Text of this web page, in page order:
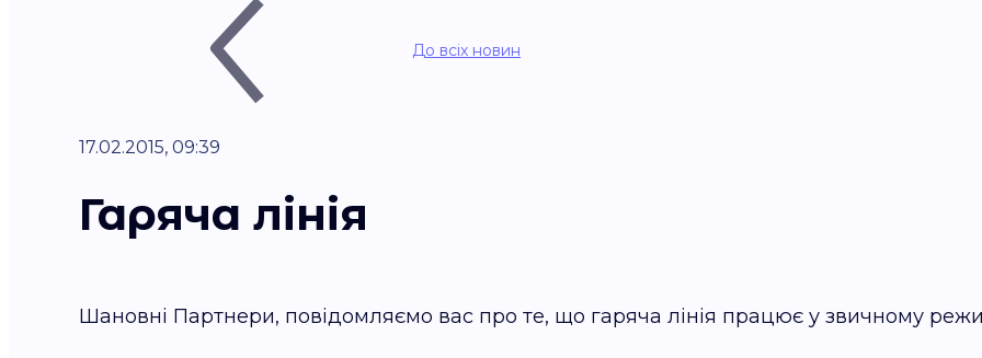
До всіх новин
17.02.2015, 09:39
Гаряча лінія
Шановні Партнери, повідомляємо вас про те, що гаряча лінія працює у звичному